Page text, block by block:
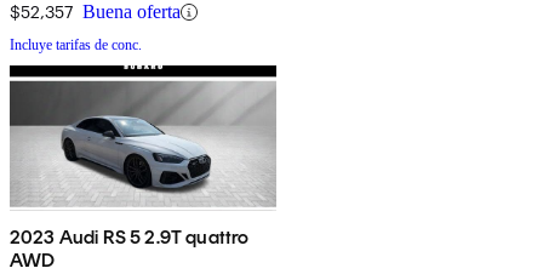
$52,357 Buena oferta
Incluye tarifas de conc.
2023 Audi RS 5 2.9T quattro
AWD